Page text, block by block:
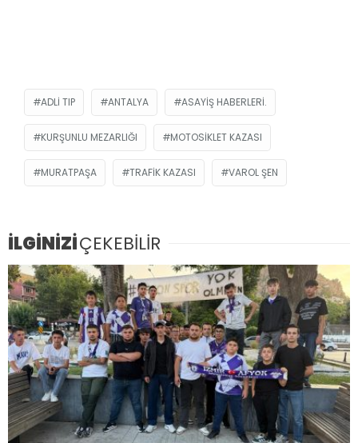
ADLI TIP ANTALYA ASAYIŞ HABERLERI.
KURŞUNLU MEZARLIĞI MOTOSIKLET KAZASI
MURATPAŞA TRAFIK KAZASI VAROL ŞEN
İLGİNİZİÇEKEBİLİR